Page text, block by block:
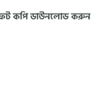
কপি ডাউনলোড করুন